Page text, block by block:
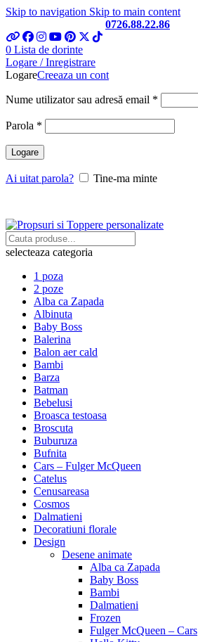
Skip to navigation Skip to main content
0726.88.22.86
0 Lista de dorinte
Logare / Inregistrare
LogareCreeaza un cont
Nume utilizator sau adresă email *
Parola *
Logare
Ai uitat parola? Tine-ma minte
selecteaza categoria
1 poza
2 poze
Alba ca Zapada
Albinuta
Baby Boss
Balerina
Balon aer cald
Bambi
Barza
Batman
Bebelusi
Broasca testoasa
Broscuta
Buburuza
Bufnita
Cars – Fulger McQueen
Catelus
Cenusareasa
Cosmos
Dalmatieni
Decoratiuni florale
Design
Desene animate
Alba ca Zapada
Baby Boss
Bambi
Dalmatieni
Frozen
Fulger McQueen – Cars